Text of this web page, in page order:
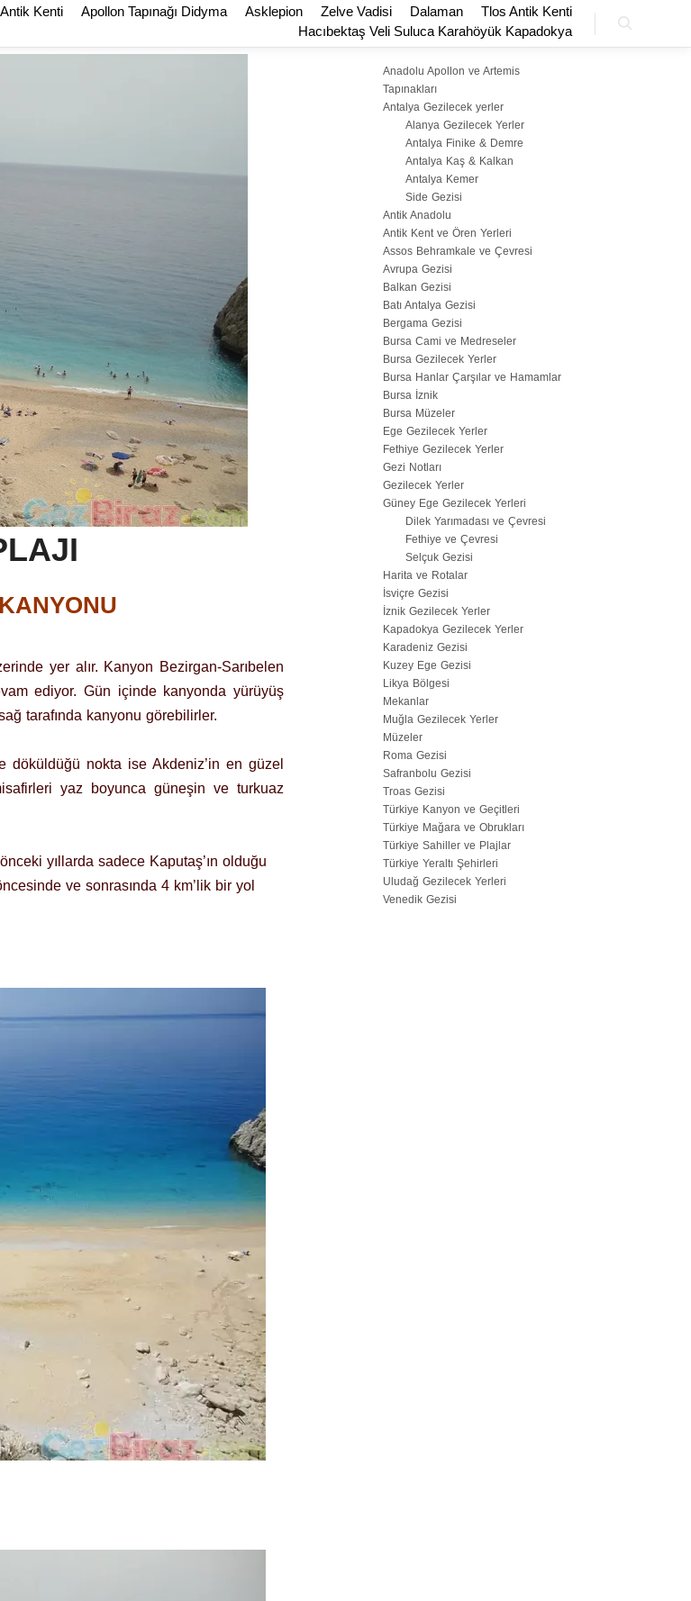
Kenti Apollon Tapınağı Didyma Asklepion Zelve Vadisi Dalaman
Tlos Antik Kenti
Hacıbektaş Veli Suluca Karahöyük Kapadokya
Ara
yer alır. Kanyon Bezirgan-Sarıbelen
ediyor. Gün içinde kanyonda yürüyüş
tarafında kanyonu görebilirler.
nokta ise Akdeniz’in en güzel
yaz boyunca güneşin ve turkuaz
yıllarda sadece Kaputaş’ın olduğu
ve sonrasında 4 km’lik bir yol
KATEGORILER
Anadolu Apollon ve Artemis
Tapınakları
Antalya Gezilecek yerler
Alanya Gezilecek Yerler
Antalya Finike & Demre
Antalya Kaş & Kalkan
Antalya Kemer
Side Gezisi
Antik Anadolu
Antik Kent ve Ören Yerleri
Assos Behramkale ve Çevresi
Avrupa Gezisi
Balkan Gezisi
Batı Antalya Gezisi
Bergama Gezisi
Bursa Cami ve Medreseler
Bursa Gezilecek Yerler
Bursa Hanlar Çarşılar ve Hamamlar
Bursa İznik
Bursa Müzeler
Ege Gezilecek Yerler
Fethiye Gezilecek Yerler
Gezi Notları
Gezilecek Yerler
Güney Ege Gezilecek Yerleri
Dilek Yarımadası ve Çevresi
Fethiye ve Çevresi
Selçuk Gezisi
Harita ve Rotalar
İsviçre Gezisi
İznik Gezilecek Yerler
Kapadokya Gezilecek Yerler
Karadeniz Gezisi
Kuzey Ege Gezisi
Likya Bölgesi
Mekanlar
Muğla Gezilecek Yerler
Müzeler
Roma Gezisi
Safranbolu Gezisi
Troas Gezisi
Türkiye Kanyon ve Geçitleri
Türkiye Mağara ve Obrukları
Türkiye Sahiller ve Plajlar
Türkiye Yeraltı Şehirleri
Uludağ Gezilecek Yerleri
Venedik Gezisi